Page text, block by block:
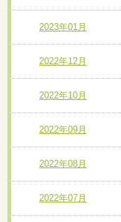
2023年01月
2022年12月
2022年10月
2022年09月
2022年08月
2022年07月